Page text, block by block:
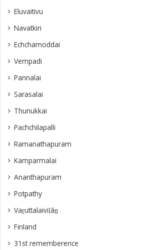
Eluvaitivu
Navatkiri
Echchamoddai
Vempadi
Pannalai
Sarasalai
Thunukkai
Pachchilapalli
Ramanathapuram
Kamparmalai
Ananthapuram
‎Potpathy
Vaṟuttalaiviḷāṉ
Finland
31st rememberence